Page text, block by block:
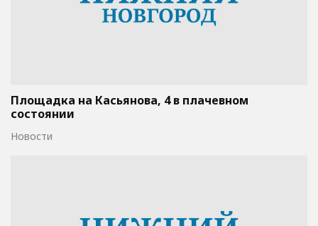
Площадка на Касьянова, 4 в плачевном
состоянии
Новости